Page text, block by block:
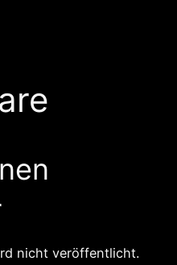
nicht veröffentlicht.